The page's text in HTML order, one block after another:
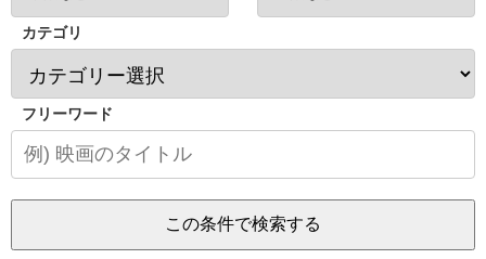
カテゴリ
フリーワード